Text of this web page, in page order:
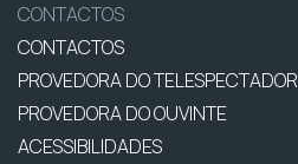
CONTACTOS
CONTACTOS
PROVEDORA DO TELESPECTADOR
PROVEDORA DO OUVINTE
ACESSIBILIDADES